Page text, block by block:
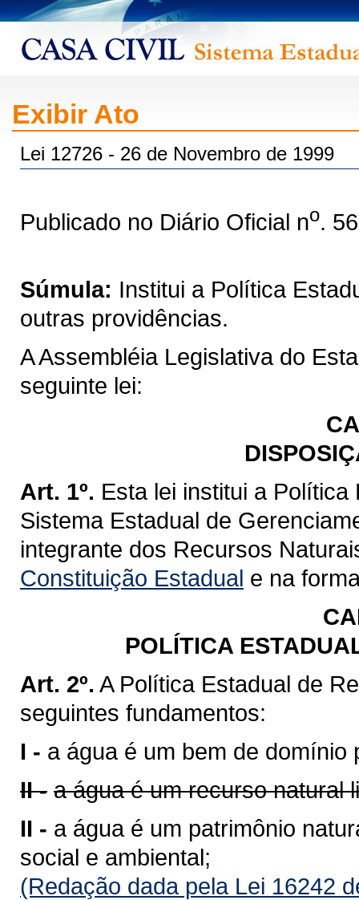
Exibir Ato
Lei 12726 - 26 de Novembro de 1999
Publicado no Diário Oficial no.
Súmula: Institui a Política
outras providências.
A Assembléia Legislativa do
seguinte lei:
Art. 1º. Esta lei institui a
Sistema Estadual de
integrante dos Recursos
Constituição Estadual e na
POLÍTICA
Art. 2º. A Política Estadual de
seguintes fundamentos:
I - a água é um bem de domínio
II - a água é um recurso natural
II - a água é um patrimônio
social e ambiental;
(Redação dada pela Lei 16242